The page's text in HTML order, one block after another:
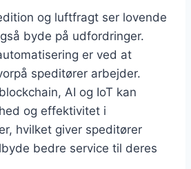
og luftfragt ser lovende
byde på udfordringer.
er ved at
speditører arbejder.
AI og IoT kan
og effektivitet i
hvilket giver speditører
bedre service til deres